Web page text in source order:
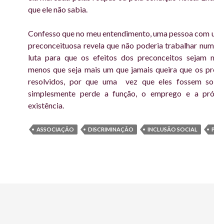
que ele não sabia.
Confesso que no meu entendimento, uma pessoa com
preconceituosa revela que não poderia trabalhar
luta para que os efeitos dos preconceitos sejam
menos que seja mais um que jamais queira que os
resolvidos, por que uma vez que eles fossem
simplesmente perde a função, o emprego e a
existência.
ASSOCIAÇÃO DISCRIMINAÇÃO INCLUSÃO SOCIAL